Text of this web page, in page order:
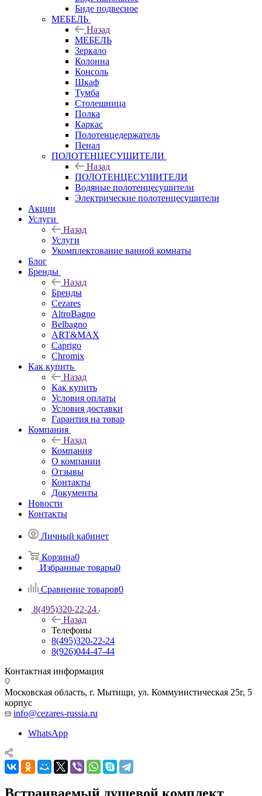
Биде подвесное
МЕБЕЛЬ
Назад
МЕБЕЛЬ
Зеркало
Колонна
Консоль
Шкаф
Тумба
Столешница
Полка
Каркас
Полотенцедержатель
Пенал
ПОЛОТЕНЦЕСУШИТЕЛИ
Назад
ПОЛОТЕНЦЕСУШИТЕЛИ
Водяные полотенцесушители
Электрические полотенцесушители
Акции
Услуги
Назад
Услуги
Укомплектование ванной комнаты
Блог
Бренды
Назад
Бренды
Cezares
AltroBagno
Belbagno
ART&MAX
Caprigo
Chromix
Как купить
Назад
Как купить
Условия оплаты
Условия доставки
Гарантия на товар
Компания
Назад
Компания
О компании
Отзывы
Контакты
Документы
Новости
Контакты
Личный кабинет
Корзина0
Избранные товары0
Сравнение товаров0
8(495)320-22-24
Назад
Телефоны
8(495)320-22-24
8(926)044-47-44
Контактная информация
Московская область, г. Мытищи, ул. Коммунистическая 25г, 5
корпус
info@cezares-russia.ru
WhatsApp